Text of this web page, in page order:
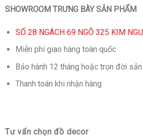
SHOWROOM TRƯNG BÀY SẢN PHẨM
SỐ 28 NGÁCH 69 NGÕ 325 KIM
Miễn phí giao hàng toàn quốc
Bảo hành 12 tháng hoặc trọn đời
Thanh toán khi nhận hàng
Tư vấn chọn đồ decor